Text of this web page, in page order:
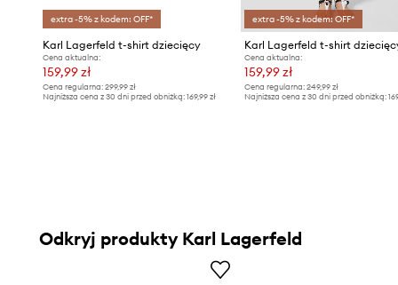
extra -5% z kodem: OFF*
Karl Lagerfeld t-shirt dziecięcy
Cena aktualna:
159,99 zł
Cena regularna: 299,99 zł
Najniższa cena z 30 dni przed obniżką: 169,99 zł
extra -5% z kodem: OFF*
Karl Lagerfeld t-shirt
Cena aktualna:
159,99 zł
Cena regularna:249,99 zł
Najniższa cena z 30 dni przed obniżką:
Odkryj produkty Karl Lagerfeld